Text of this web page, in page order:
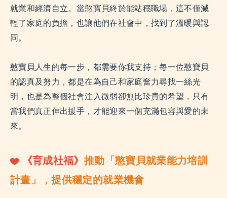
就業和經濟自立。當憨寶貝終於能站穩職場，這不僅減
輕了家庭的負擔，也讓他們在社會中，找到了溫暖與認
同。
憨寶貝人生的每一步，都需要你我支持；每一位憨寶貝
的認真及努力，都是在為自己和家庭奮力尋找一絲光
明，也是為整個社會注入微弱卻無比珍貴的希望，只有
當我們真正伸出援手，才能迎來一個充滿包容與愛的未
來。
《育成社福》 推動 「憨寶貝就業能力培訓
計畫」，提供穩定的就業機會